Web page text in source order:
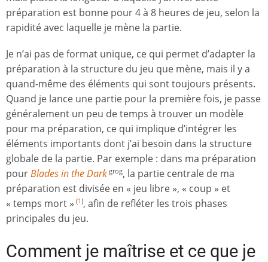
préparation est bonne pour 4 à 8 heures de jeu, selon la
rapidité avec laquelle je mène la partie.
Je n’ai pas de format unique, ce qui permet d’adapter la
préparation à la structure du jeu que mène, mais il y a
quand-même des éléments qui sont toujours présents.
Quand je lance une partie pour la première fois, je passe
généralement un peu de temps à trouver un modèle
pour ma préparation, ce qui implique d’intégrer les
éléments importants dont j’ai besoin dans la structure
globale de la partie. Par exemple : dans ma préparation
pourBlades in the Dark grog, la partie centrale de ma
préparation est divisée en « jeu libre », « coup » et
« temps mort » (1), afin de refléter les trois phases
principales du jeu.
Comment je maîtrise et ce que je